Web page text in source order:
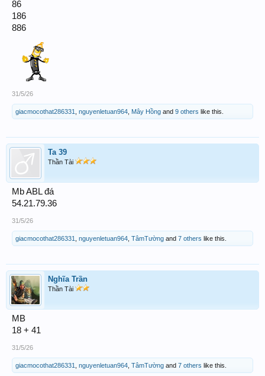
86
186
886
31/5/26
giacmocothat286331 nguyenletuan964 Mây Hồng and 9 others like this.
Ta 39
Thần Tài
Mb ABL đá
54.21.79.36
31/5/26
giacmocothat286331 nguyenletuan964 TâmTường and 7 others like this.
Nghĩa Trần
Thần Tài
MB
18 + 41
31/5/26
giacmocothat286331 nguyenletuan964 TâmTường and 7 others like this.